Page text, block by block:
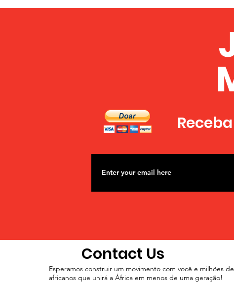
FORMAÇÕES DA
Contact Us
Esperamos construir um movimento com você e milhões de
africanos que unirá a África em menos de uma geração!